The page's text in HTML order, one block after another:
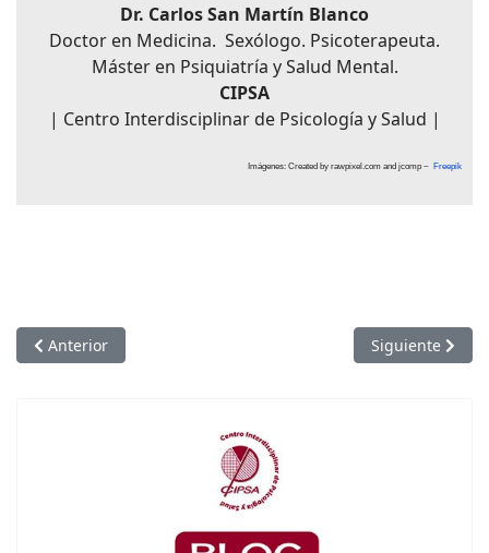
Dr. Carlos San Martín Blanco
Doctor en Medicina. Sexólogo. Psicoterapeuta.
Máster en Psiquiatría y Salud Mental.
CIPSA
| Centro Interdisciplinar de Psicología y Salud |
Imágenes: Created by rawpixel.com and jcomp ~ Freepik
Artículo anterior: Destapando el Bullying
Anterior Artículo
Siguiente